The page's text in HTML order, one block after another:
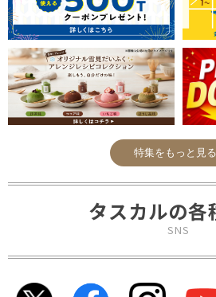
特集をもっと見
タスカルの各
SNS